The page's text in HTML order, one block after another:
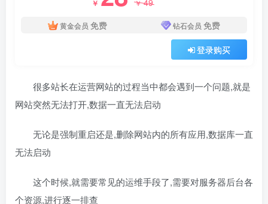
￥ ￥49
黄金会员 免费 钻石会员 免费
登录购买
很多站长在运营网站的过程当中都会遇到一个问题,就是
网站突然无法打开,数据一直无法启动
无论是强制重启还是,删除网站内的所有应用,数据库一直
无法启动
这个时候,就需要常见的运维手段了,需要对服务器后台各
个资源,进行逐一排查